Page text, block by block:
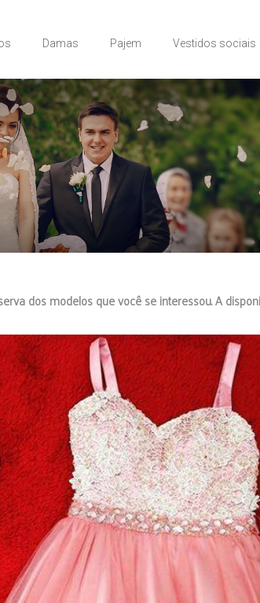
Damas Pajem Vestidos sociais
dos modelos que você se interessou. A